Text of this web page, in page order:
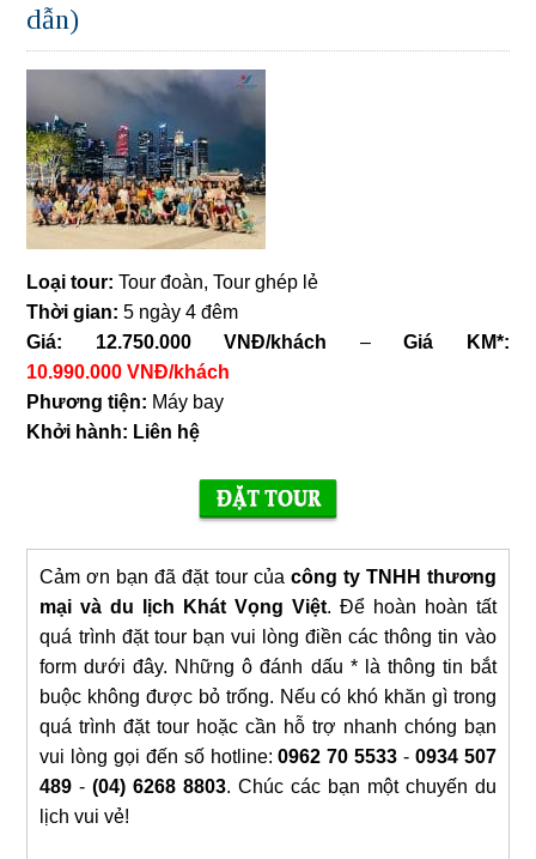
dẫn)
Loại tour: Tour đoàn, Tour ghép lẻ
Thời gian: 5 ngày 4 đêm
Giá: 12.750.000 VNĐ/khách –Giá KM*:
10.990.000 VNĐ/khách
Phương tiện: Máy bay
Khởi hành: Liên hệ
Cảm ơn bạn đã đặt tour của công ty TNHH thương
mại và du lịch Khát Vọng Việt. Để hoàn hoàn tất
quá trình đặt tour bạn vui lòng điền các thông tin vào
form dưới đây. Những ô đánh dấu * là thông tin bắt
buộc không được bỏ trống. Nếu có khó khăn gì trong
quá trình đặt tour hoặc cần hỗ trợ nhanh chóng bạn
vui lòng gọi đến số hotline:0962 70 5533 - 0934 507
489 -(04) 6268 8803. Chúc các bạn một chuyến du
lịch vui vẻ!